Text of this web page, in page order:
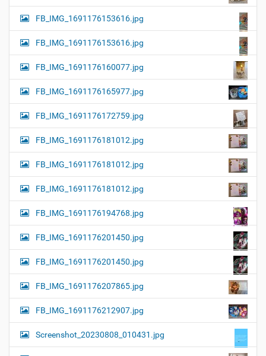
FB_IMG_1691176153616.jpg
FB_IMG_1691176153616.jpg
FB_IMG_1691176160077.jpg
FB_IMG_1691176165977.jpg
FB_IMG_1691176172759.jpg
FB_IMG_1691176181012.jpg
FB_IMG_1691176181012.jpg
FB_IMG_1691176181012.jpg
FB_IMG_1691176194768.jpg
FB_IMG_1691176201450.jpg
FB_IMG_1691176201450.jpg
FB_IMG_1691176207865.jpg
FB_IMG_1691176212907.jpg
Screenshot_20230808_010431.jpg